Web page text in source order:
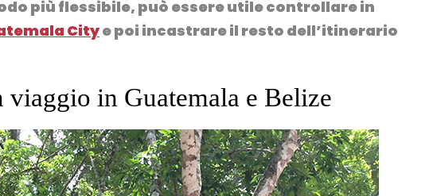
più flessibile, può essere utile controllare in
Citye poi incastrare il resto dell’itinerario
viaggio in Guatemala e Belize